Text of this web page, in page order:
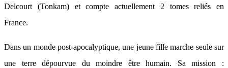
Delcourt (Tonkam) et compte actuellement 2 tomes reliés en
France.
Dans un monde post-apocalyptique, une jeune fille marche seule sur
une terre dépourvue du moindre être humain. Sa mission :